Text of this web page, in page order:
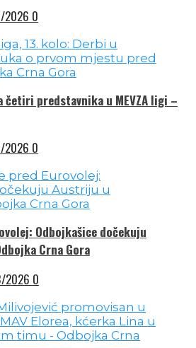
2026 0
četiri predstavnika u MEVZA ligi –
2026 0
Odbojkašice dočekuju
Crna Gora
2026 0